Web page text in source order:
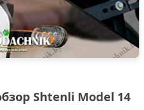
Shtenli Model 14